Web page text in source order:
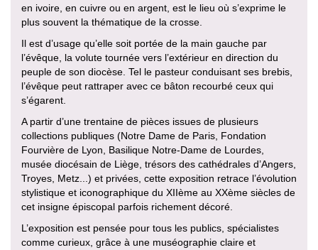
en ivoire, en cuivre ou en argent, est le lieu où s’exprime le
plus souvent la thématique de la crosse.
Il est d’usage qu’elle soit portée de la main gauche par
l’évêque, la volute tournée vers l’extérieur en direction du
peuple de son diocèse. Tel le pasteur conduisant ses brebis,
l’évêque peut rattraper avec ce bâton recourbé ceux qui
s’égarent.
A partir d’une trentaine de pièces issues de plusieurs
collections publiques (Notre Dame de Paris, Fondation
Fourvière de Lyon, Basilique Notre-Dame de Lourdes,
musée diocésain de Liège, trésors des cathédrales d’Angers,
Troyes, Metz...) et privées, cette exposition retrace l’évolution
stylistique et iconographique du XIIème au XXème siècles de
cet insigne épiscopal parfois richement décoré.
L’exposition est pensée pour tous les publics, spécialistes
comme curieux, grâce à une muséographie claire et